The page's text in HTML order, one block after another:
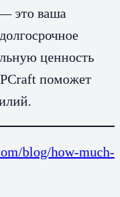
это ваша
ценность
поможет
blog/how-much-